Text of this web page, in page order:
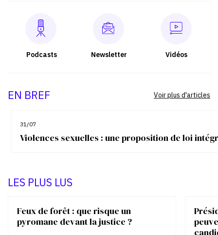
Podcasts Newsletter Vidéos
EN BREF
31/07
Violences sexuelles : une proposition de loi
Voir plus d'articles
LES PLUS LUS
Feux de forêt : que risque un
pyromane devant la justice ?